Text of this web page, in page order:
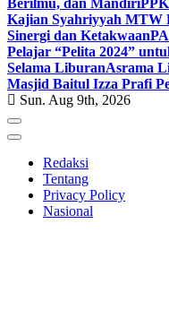
Berilmu, dan Mandiri
Kajian Syahriyyah MTW
Sinergi dan Ketakwaan
Pelajar “Pelita 2024”
Selama LiburanAsrama
Masjid Baitul Izza Prafi
Sun. Aug 9th, 2026
Redaksi
Tentang
Privacy Policy
Nasional